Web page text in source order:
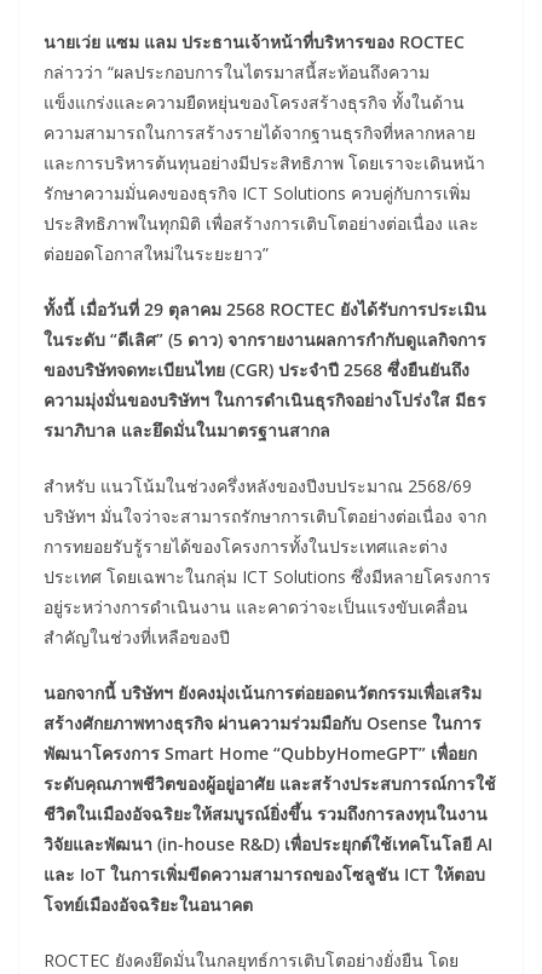
นายเว่ย แซม แลม ประธานเจ้าหน้าที่บริหารของ ROCTEC
กล่าวว่า “ผลประกอบการในไตรมาสนี้สะท้อนถึงความ
แข็งแกร่งและความยืดหยุ่นของโครงสร้างธุรกิจ ทั้งในด้าน
ความสามารถในการสร้างรายได้จากฐานธุรกิจที่หลากหลาย
และการบริหารต้นทุนอย่างมีประสิทธิภาพ โดยเราจะเดินหน้า
รักษาความมั่นคงของธุรกิจ ICT Solutions ควบคู่กับการเพิ่ม
ประสิทธิภาพในทุกมิติ เพื่อสร้างการเติบโตอย่างต่อเนื่อง และ
ต่อยอดโอกาสใหม่ในระยะยาว”
ทั้งนี้ เมื่อวันที่ 29 ตุลาคม 2568 ROCTEC ยังได้รับการประเมิน
ในระดับ “ดีเลิศ” (5 ดาว) จากรายงานผลการกำกับดูแลกิจการ
ของบริษัทจดทะเบียนไทย (CGR) ประจำปี 2568 ซึ่งยืนยันถึง
ความมุ่งมั่นของบริษัทฯ ในการดำเนินธุรกิจอย่างโปร่งใส มีธร
รมาภิบาล และยึดมั่นในมาตรฐานสากล
สำหรับ แนวโน้มในช่วงครึ่งหลังของปีงบประมาณ 2568/69
บริษัทฯ มั่นใจว่าจะสามารถรักษาการเติบโตอย่างต่อเนื่อง จาก
การทยอยรับรู้รายได้ของโครงการทั้งในประเทศและต่าง
ประเทศ โดยเฉพาะในกลุ่ม ICT Solutions ซึ่งมีหลายโครงการ
อยู่ระหว่างการดำเนินงาน และคาดว่าจะเป็นแรงขับเคลื่อน
สำคัญในช่วงที่เหลือของปี
นอกจากนี้ บริษัทฯ ยังคงมุ่งเน้นการต่อยอดนวัตกรรมเพื่อเสริม
สร้างศักยภาพทางธุรกิจ ผ่านความร่วมมือกับ Osense ในการ
พัฒนาโครงการ Smart Home “QubbyHomeGPT” เพื่อยก
ระดับคุณภาพชีวิตของผู้อยู่อาศัย และสร้างประสบการณ์การใช้
ชีวิตในเมืองอัจฉริยะให้สมบูรณ์ยิ่งขึ้น รวมถึงการลงทุนในงาน
วิจัยและพัฒนา (in-house R&D) เพื่อประยุกต์ใช้เทคโนโลยี AI
และ IoT ในการเพิ่มขีดความสามารถของโซลูชัน ICT ให้ตอบ
โจทย์เมืองอัจฉริยะในอนาคต
ROCTEC ยังคงยึดมั่นในกลยุทธ์การเติบโตอย่างยั่งยืน โดย